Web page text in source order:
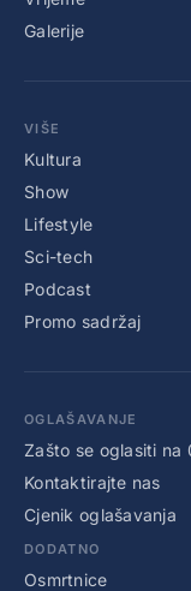
Galerije
VIŠE
Kultura
Show
Lifestyle
Sci-tech
Podcast
Promo sadržaj
OGLAŠAVANJE
Zašto se oglasiti na
Kontaktirajte nas
Cjenik oglašavanja
DODATNO
Osmrtnice